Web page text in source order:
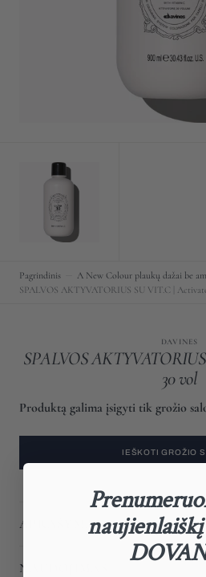
DAVINES
SPALVOS
30 vol
Produktą galima įsigyti tik grožio
IEŠKOTI GROŽIO
APRAŠYMAS
NAUDOJIMAS
Pagrindinis
A New Colour plaukų dažai be
SPALVOS AKTYVATORIUS SU VIT.C |